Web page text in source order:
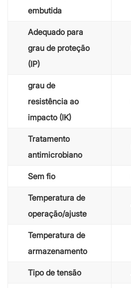
embutida
Adequado para
grau de proteção
(IP)
grau de
resistência ao
impacto (IK)
Tratamento
antimicrobiano
Sem fio
Temperatura de
operação/ajuste
Temperatura de
armazenamento
Tipo de tensão